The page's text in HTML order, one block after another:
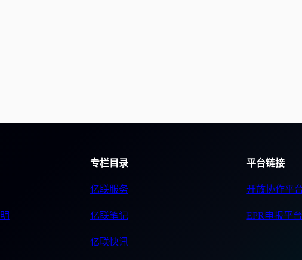
专栏目录
亿联服务
亿联笔记
亿联快讯
平台链接
开放协作平
EPR申报平